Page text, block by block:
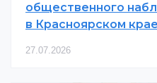
общественного
в Красноярском крае
27.07.2026